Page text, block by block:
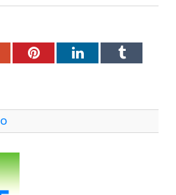
PinterestLinkedInTumblr